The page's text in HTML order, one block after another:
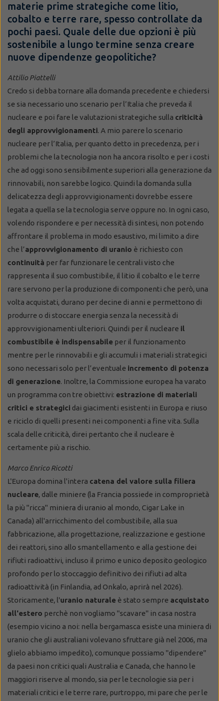
materie prime strategiche come litio,
cobalto e terre rare, spesso controllate da
pochi paesi. Quale delle due opzioni è più
sostenibile a lungo termine senza creare
nuove dipendenze geopolitiche?
Attilio Piattelli
Credo si debba tornare alla domanda precedente e chiedersi
se sia necessario uno scenario per l’Italia che preveda il
nucleare e poi fare le valutazioni strategiche sulla criticità
degli approvvigionamenti. A mio parere lo scenario
nucleare per l’Italia, per quanto detto in precedenza, per i
problemi che la tecnologia non ha ancora risolto e per i costi
che ad oggi sono sensibilmente superiori alla generazione da
rinnovabili, non sarebbe logico. Quindi la domanda sulla
delicatezza degli approvvigionamenti dovrebbe essere
legata a quella se la tecnologia serve oppure no. In ogni caso,
volendo rispondere e per necessità di sintesi, non potendo
affrontare il problema in modo esaustivo, mi limito a dire
che l’approvvigionamento di uranio è richiesto con
continuità per far funzionare le centrali visto che
rappresenta il suo combustibile, il litio il cobalto e le terre
rare servono per la produzione di componenti che però, una
volta acquistati, durano per decine di anni e permettono di
produrre o di stoccare energia senza la necessità di
approvvigionamenti ulteriori. Quindi per il nucleare il
combustibile è indispensabile per il funzionamento
mentre per le rinnovabili e gli accumuli i materiali strategici
sono necessari solo per l’eventuale incremento di potenza
di generazione. Inoltre, la Commissione europea ha varato
un programma con tre obiettivi: estrazione di materiali
critici e strategici dai giacimenti esistenti in Europa e riuso
e riciclo di quelli presenti nei componenti a fine vita. Sulla
scala delle criticità, direi pertanto che il nucleare è
certamente più a rischio.
Marco Enrico Ricotti
L'Europa domina l'intera catena del valore sulla filiera
nucleare, dalle miniere (la Francia possiede in comproprietà
la più "ricca" miniera di uranio al mondo, Cigar Lake in
Canada) all'arricchimento del combustibile, alla sua
fabbricazione, alla progettazione, realizzazione e gestione
dei reattori, sino allo smantellamento e alla gestione dei
rifiuti radioattivi, incluso il primo e unico deposito geologico
profondo per lo stoccaggio definitivo dei rifiuti ad alta
radioattività (in Finlandia, ad Onkalo, aprirà nel 2026).
Storicamente, l'uranio naturale è stato sempre acquistato
all'estero perchè non vogliamo "scavare" in casa nostra
(esempio vicino a noi: nella bergamasca esiste una miniera di
uranio che gli australiani volevano sfruttare già nel 2006, ma
glielo abbiamo impedito), comunque possiamo "dipendere"
da paesi non critici quali Australia e Canada, che hanno le
maggiori riserve al mondo, sia per le tecnologie sia per i
materiali critici e le terre rare, purtroppo, mi pare che per le